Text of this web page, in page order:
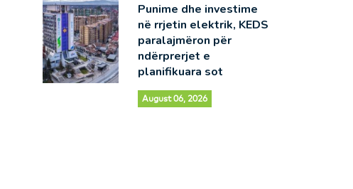
Punime dhe investime
në rrjetin elektrik, KEDS
paralajmëron për
ndërprerjet e
planifikuara sot
August 06, 2026